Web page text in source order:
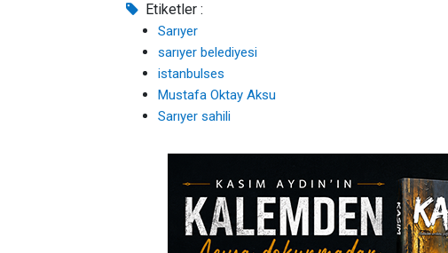
Etiketler :
Sarıyer
sarıyer belediyesi
istanbulses
Mustafa Oktay Aksu
Sarıyer sahili